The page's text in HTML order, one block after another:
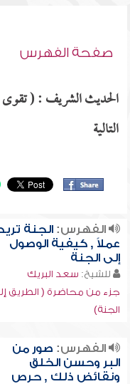
صفحة الفهرس
الحديث الشريف : ( تقوى
التالية
الفهرس:الجنة
عملاً , كيفية الوصول
إلى الجنة
للشيخ: سعد البريك
جزء من محاضرة ( الطريق
الجنة)
الفهرس: صور من
البر وحسن الخلق
ونقائض ذلك , حرص